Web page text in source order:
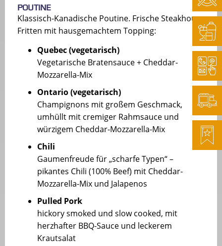
Poutine
Klassisch-Kanadische Poutine. Frische Steakhouse
Fritten mit hausgemachtem Topping:
Quebec (vegetarisch)
Vegetarische Bratensauce + Cheddar-
Mozzarella-Mix
Ontario (vegetarisch)
Champignons mit großem Geschmack,
umhüllt mit cremiger Rahmsauce und
würzigem Cheddar-Mozzarella-Mix
Chili
Gaumenfreude für „scharfe Typen“ –
pikantes Chili (100% Beef) mit Cheddar-
Mozzarella-Mix und Jalapenos
Pulled Pork
hickory smoked und slow cooked, mit
herzhafter BBQ-Sauce und leckerem
Krautsalat